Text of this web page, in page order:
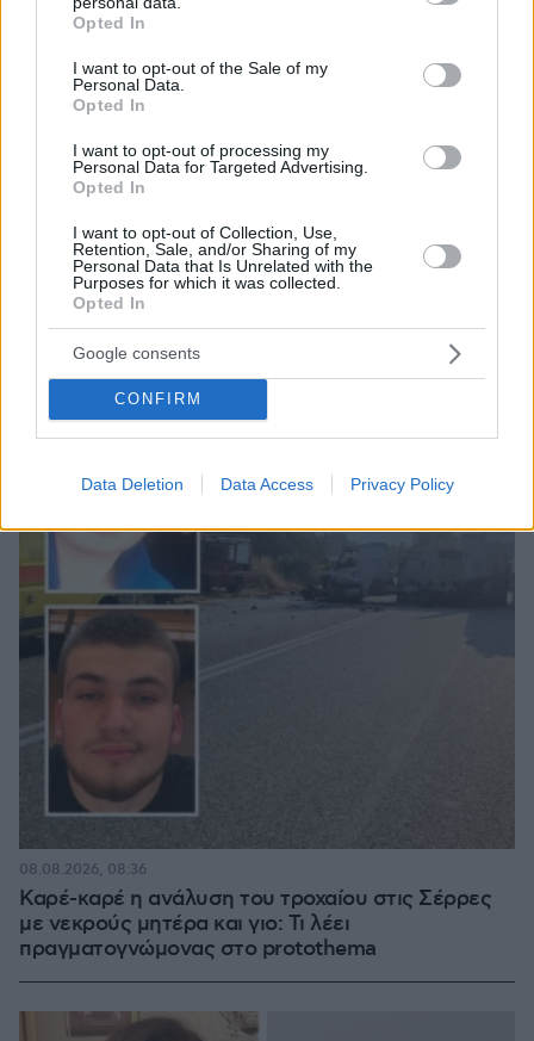
grant or deny consent to Google and its third-party tags to
use your data for below specified purposes in below Google
consent section.
Opted In
I want to opt-out of the Sale of my
Personal Data.
Opted In
I want to opt-out of processing my
Personal Data for Targeted Advertising.
Opted In
I want to opt-out of Collection, Use,
Retention, Sale, and/or Sharing of my
Personal Data that Is Unrelated with the
Purposes for which it was collected.
Opted In
Google consents
CONFIRM
Data Deletion Data Access Privacy Policy
«Πόσα θέλεις για το κορίτσι;»: Τουρίστας στην
Κρήτη ζητά... τιμή για να ασελγήσει σε ανήλικη, τι
καταγγέλλει ο ιδιοκτήτης επιχείρησης
Καρέ-καρέ η ανάλυση του τροχαίου στις Σέρρες
με νεκρούς μητέρα και γιο: Τι λέει
πραγματογνώμονας στο protothema
08.08.2026, 08:36